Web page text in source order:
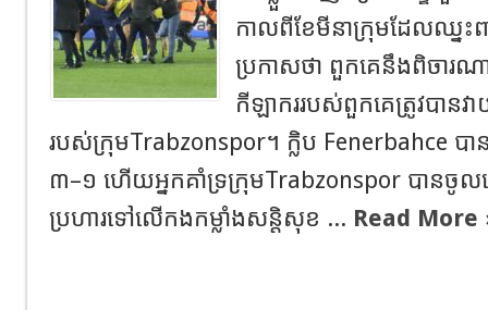
កាលពីខែមីនាក្រុមដែលឈ្នះ
ប្រកាសថា ពួកគេនឹងពិចារ
កីឡាកររបស់ពួកគេត្រូវបានវ
របស់ក្រុមTrabzonspor។ ក្លិប Fenerbahce បា
៣–១ ហើយអ្នកគាំទ្រក្រុមTrabzonspor បានចូ
ប្រហារទៅលើកងកម្លាំងសន្តិសុខ ... Read More